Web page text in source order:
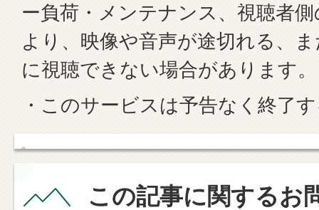
ー負荷・メンテナンス、視聴者
より、映像や音声が途切れる、
に視聴できない場合があります。
・このサービスは予告なく終了
この記事に関するお